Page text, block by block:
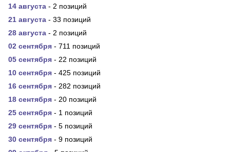
14 августа - 2 позиций
21 августа - 33 позиций
28 августа - 2 позиций
02 сентября - 711 позиций
05 сентября - 22 позиций
10 сентября - 425 позиций
16 сентября - 282 позиций
18 сентября - 20 позиций
25 сентября - 1 позиций
29 сентября - 5 позиций
30 сентября - 9 позиций